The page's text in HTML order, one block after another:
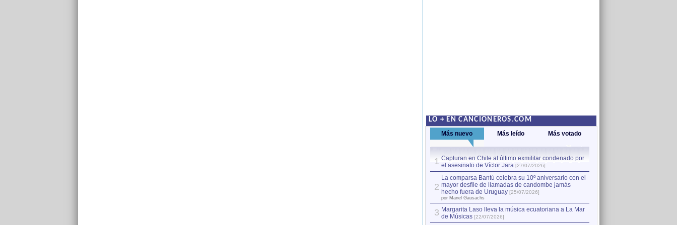
LO + EN CANCIONEROS.COM
Más nuevo Más leído Más votado
1 Capturan en Chile al último exmilitar condenado por
el asesinato de Víctor Jara [27/07/2026]
2
La comparsa Bantú celebra su 10º aniversario con el
mayor desfile de llamadas de candombe jamás
hecho fuera de Uruguay [25/07/2026]
por Manel Gausachs
3 Margarita Laso lleva la música ecuatoriana a La Mar
de Músicas [22/07/2026]